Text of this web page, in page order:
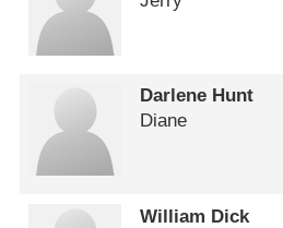
Darlene Hunt
Diane
William Dick